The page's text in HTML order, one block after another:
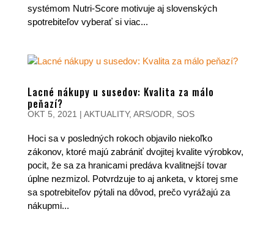
systémom Nutri-Score motivuje aj slovenských
spotrebiteľov vyberať si viac...
Lacné nákupy u susedov: Kvalita za málo
peňazí?
OKT 5, 2021 | AKTUALITY, ARS/ODR SOS
Hoci sa v posledných rokoch objavilo niekoľko
zákonov, ktoré majú zabrániť dvojitej kvalite výrobkov,
pocit, že sa za hranicami predáva kvalitnejší tovar
úplne nezmizol. Potvrdzuje to aj anketa, v ktorej sme
sa spotrebiteľov pýtali na dôvod, prečo vyrážajú za
nákupmi...